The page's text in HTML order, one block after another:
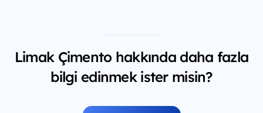
Limak Çimento hakkında daha fazla
bilgi edinmek ister misin?